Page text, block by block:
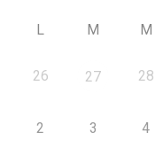
L M M
26 27 28
2 3 4